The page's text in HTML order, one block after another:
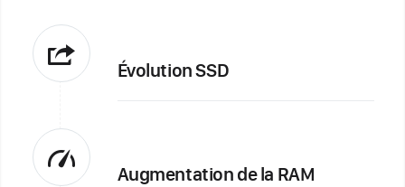
Évolution SSD
Augmentation de la RAM